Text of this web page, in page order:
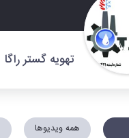
تهویه گستر راگا
همه ویدیوها